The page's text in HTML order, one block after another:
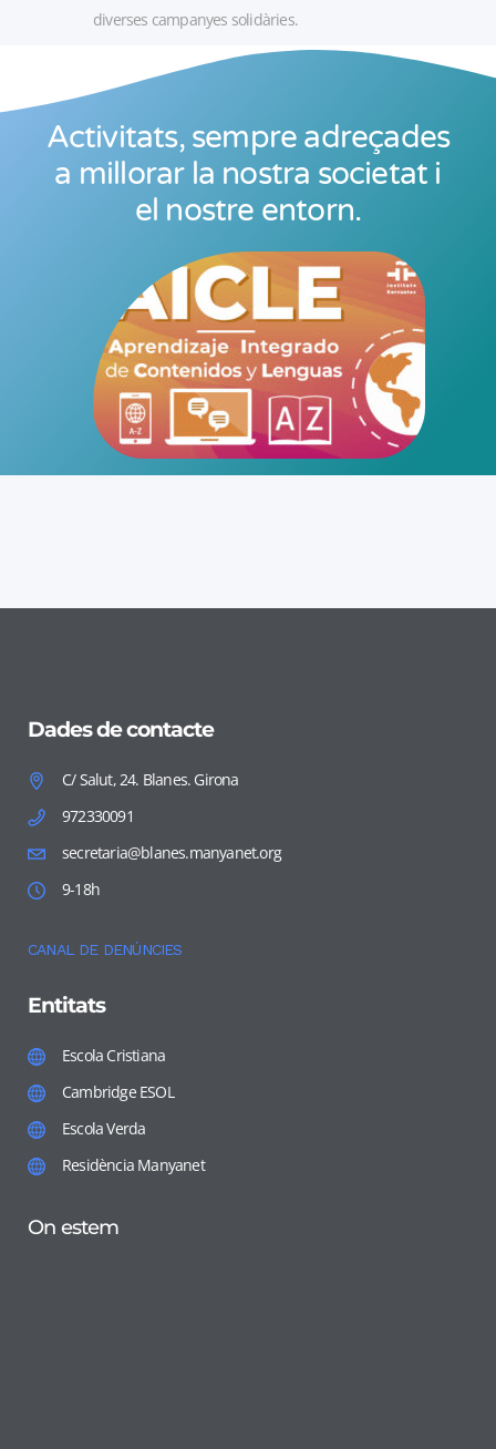
diverses campanyes solidàries.
Activitats, sempre adreçades
a millorar la nostra societat i
el nostre entorn.
Dades de contacte
C/ Salut, 24. Blanes. Girona
972330091
secretaria@blanes.manyanet.org
9-18h
CANAL DE DENÚNCIES
Entitats
Escola Cristiana
Cambridge ESOL
Escola Verda
Residència Manyanet
On estem